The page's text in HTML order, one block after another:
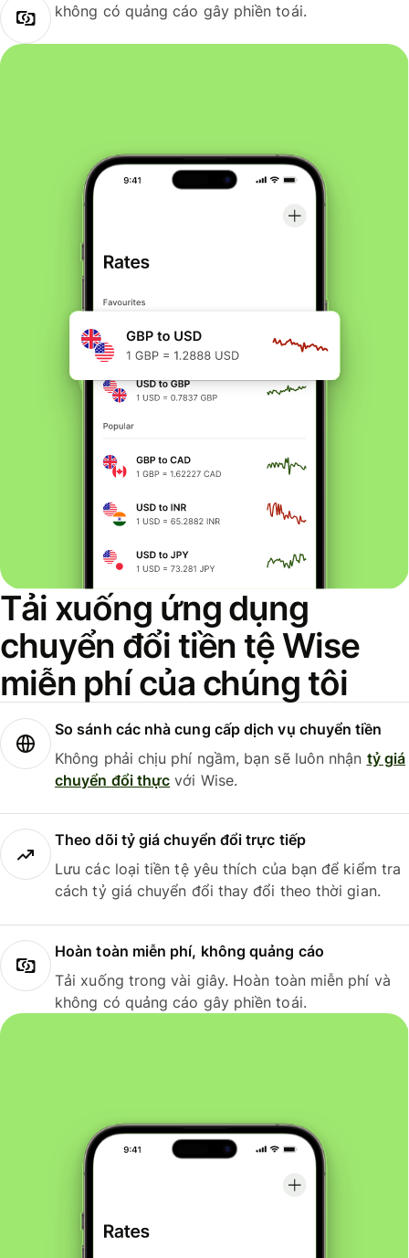
không có quảng cáo gây phiền toái.
Tải xuống ứng dụng
chuyển đổi tiền tệ Wise
miễn phí của chúng tôi
So sánh các nhà cung cấp dịch vụ chuyển tiền
Không phải chịu phí ngầm, bạn sẽ luôn nhận tỷ giá
chuyển đổi thực với Wise.
Theo dõi tỷ giá chuyển đổi trực tiếp
Lưu các loại tiền tệ yêu thích của bạn để kiểm tra
cách tỷ giá chuyển đổi thay đổi theo thời gian.
Hoàn toàn miễn phí, không quảng cáo
Tải xuống trong vài giây. Hoàn toàn miễn phí và
không có quảng cáo gây phiền toái.